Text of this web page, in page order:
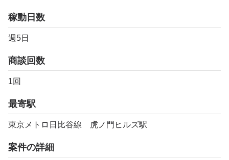
稼動日数
週5日
商談回数
1回
最寄駅
東京メトロ日比谷線 虎ノ門ヒルズ駅
案件の詳細